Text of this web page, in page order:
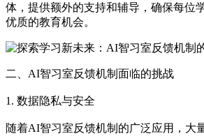
体，提供额外的支持和辅导，确保每位
优质的教育机会。
二、AI智习室反馈机制面临的挑战
1. 数据隐私与安全
随着AI智习室反馈机制的广泛应用，大